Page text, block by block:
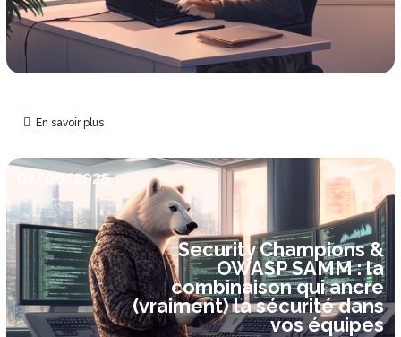
En savoir plus
04/06/2025
Security Champions &
OWASP SAMM : la
combinaison qui ancre
(vraiment) la sécurité dans
vos équipes